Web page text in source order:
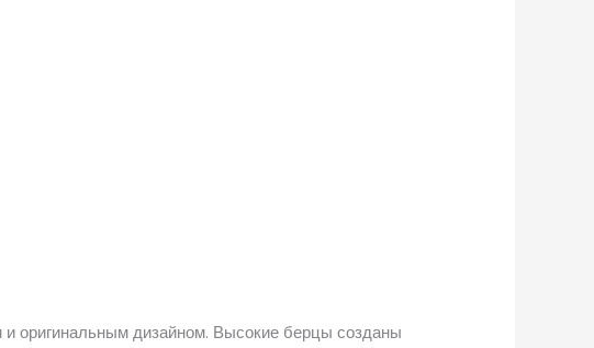
оригинальным дизайном. Высокие берцы созданы